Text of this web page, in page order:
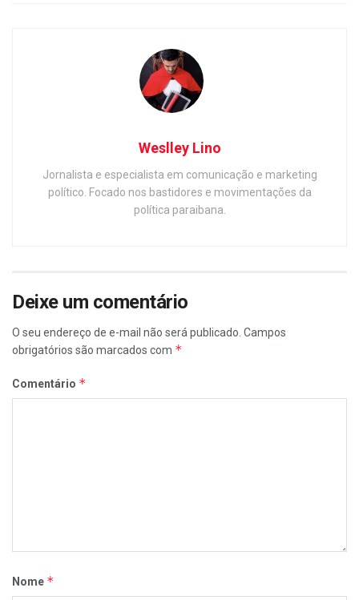
Weslley Lino
Jornalista e especialista em comunicação e marketing
político. Focado nos bastidores e movimentações da
política paraibana.
Deixe um comentário
O seu endereço de e-mail não será publicado. Campos
obrigatórios são marcados com *
Comentário *
Nome *